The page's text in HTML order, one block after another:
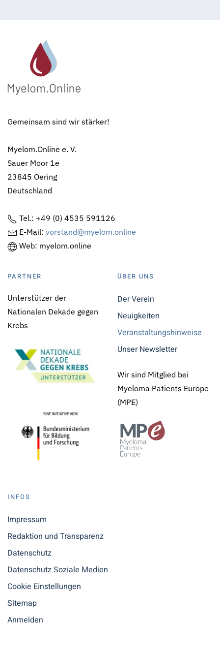
Gemeinsam sind wir stärker!
Myelom.Online e. V.
Sauer Moor 1e
23845 Oering
Deutschland
Tel.: +49 (0) 4535 591126
E-Mail: vorstand@myelom.online
Web: myelom.online
PARTNER
Unterstützer der
Nationalen Dekade gegen
Krebs
ÜBER UNS
Der Verein
Neuigkeiten
Veranstaltungshinweise
Unser Newsletter
Wir sind Mitglied bei
Myeloma Patients Europe
(MPE)
INFOS
Impressum
Redaktion und Transparenz
Datenschutz
Datenschutz Soziale Medien
Cookie Einstellungen
Sitemap
Anmelden